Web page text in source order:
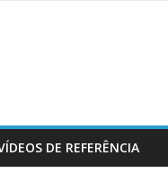
DE REFERÊNCIA